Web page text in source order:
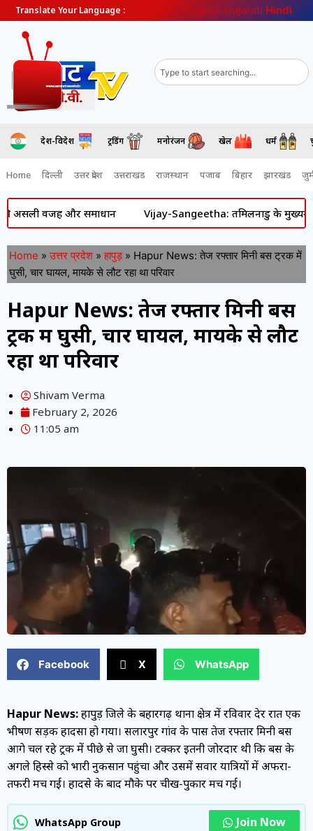
Translate Your Language : English Gujarati Hindi
देश-विदेश ट्रेंडिंग मनोरंजन खेल धर्म
Home दिल्ली उत्तर प्रदेश उत्तराखंड राजस्थान पंजाब बिहार झारखंड
वजह और समाधान Vijay-Sangeetha: तमिलनाडु के मुख्यमंत्री
Home » उत्तर प्रदेश » हापुड़ » Hapur News: तेज रफ्तार मिनी बस ट्रक में
घुसी, चार घायल, मायके से लौट रहा था परिवार
Hapur News: तेज रफ्तार मिनी बस
ट्रक में घुसी, चार घायल, मायके से लौट
रहा था परिवार
Shivam Verma
February 2, 2026
11:05 am
Facebook X WhatsApp
Hapur News:हापुड़ जिले के बहादुरगढ़ थाना क्षेत्र में रविवार देर रात एक
भीषण सड़क हादसा हो गया। सलारपुर गांव के पास तेज रफ्तार मिनी बस
आगे चल रहे ट्रक में पीछे से जा घुसी। टक्कर इतनी जोरदार थी कि बस के
अगले हिस्से को भारी नुकसान पहुंचा और उसमें सवार यात्रियों में अफरा-
तफरी मच गई। हादसे के बाद मौके पर चीख-पुकार मच गई।
WhatsApp Group Join Now